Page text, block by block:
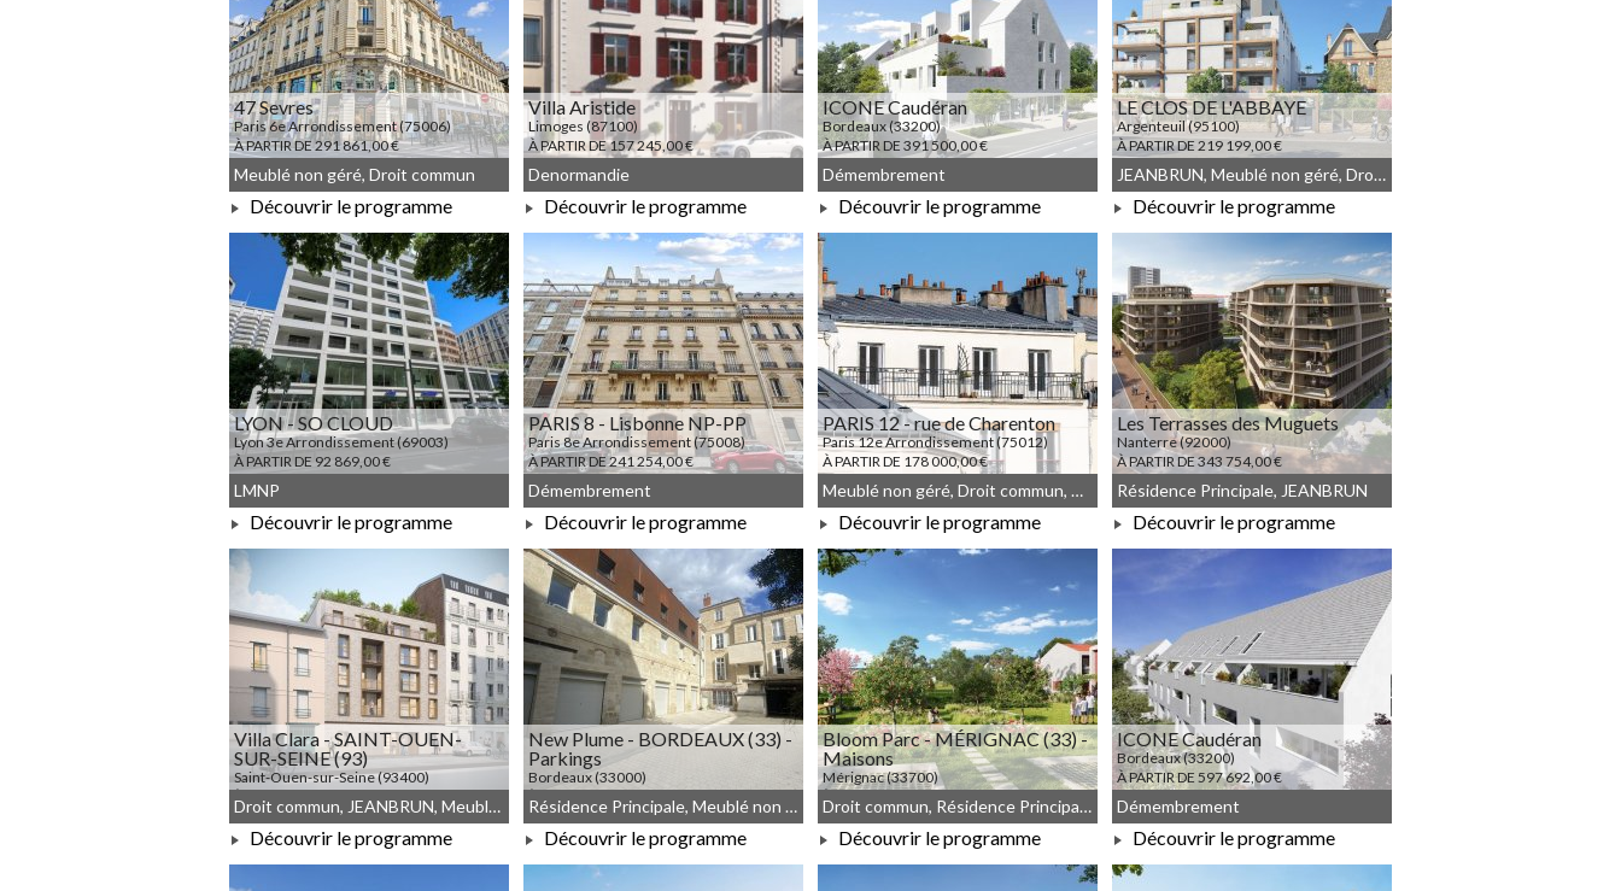
47 Sevres
Paris 6e Arrondissement (75006)
À PARTIR DE 291 861,00 €
À PARTIR DE 291 861,00 €
Meublé non géré, Droit commun
Découvrir le programme
Villa Aristide
Limoges (87100)
À PARTIR DE 157 245,00 €
À PARTIR DE 157 245,00 €
Denormandie
Découvrir le programme
ICONE Caudéran
Bordeaux (33200)
À PARTIR DE 391 500,00 €
À PARTIR DE 391 500,00 €
Démembrement
Découvrir le programme
LE CLOS DE L'ABBAYE
Argenteuil (95100)
À PARTIR DE 219 199,00 €
À PARTIR DE 219 199,00 €
JEANBRUN, Meublé non géré, Droit commun
Découvrir le programme
LYON - SO CLOUD
Lyon 3e Arrondissement (69003)
À PARTIR DE 92 869,00 €
À PARTIR DE 92 869,00 €
LMNP
Découvrir le programme
PARIS 8 - Lisbonne NP-PP
Paris 8e Arrondissement (75008)
À PARTIR DE 241 254,00 €
À PARTIR DE 241 254,00 €
Démembrement
Découvrir le programme
PARIS 12 - rue de Charenton
Paris 12e Arrondissement (75012)
À PARTIR DE 178 000,00 €
À PARTIR DE 178 000,00 €
Meublé non géré, Droit commun, Démembrement
Découvrir le programme
Les Terrasses des Muguets
Nanterre (92000)
À PARTIR DE 343 754,00 €
À PARTIR DE 343 754,00 €
Résidence Principale, JEANBRUN
Découvrir le programme
Villa Clara - SAINT-OUEN-
SUR-SEINE (93)
Saint-Ouen-sur-Seine (93400)
À PARTIR DE 333 000,00 €
Droit commun, JEANBRUN, Meublé non géré
Découvrir le programme
New Plume - BORDEAUX (33) -
Parkings
Bordeaux (33000)
À PARTIR DE 649 000,00 €
Résidence Principale, Meublé non géré, Droit commun
Découvrir le programme
Bloom Parc - MÉRIGNAC (33) -
Maisons
Mérignac (33700)
À PARTIR DE 321 300,00 €
Droit commun, Résidence Principale, JEANBRUN, Meublé non géré
Découvrir le programme
ICONE Caudéran
Bordeaux (33200)
À PARTIR DE 597 692,00 €
Démembrement
Découvrir le programme